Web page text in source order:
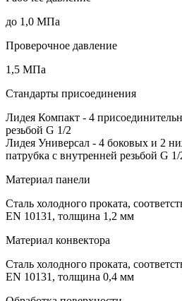
до 1,0 МПа
Проверочное давление
1,5 МПа
Стандарты присоединения
Лидея Компакт - 4
резьбой G 1/2
Лидея Универсал - 4 боковых и 2
патрубка с внутренней резьбой G 1/
Материал панели
Сталь холодного проката,
EN 10131, толщина 1,2 мм
Материал конвектора
Сталь холодного проката,
EN 10131, толщина 0,4 мм